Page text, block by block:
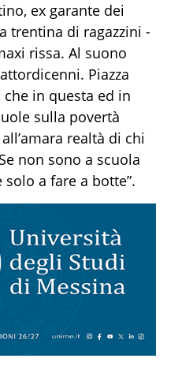
ex garante dei
trentina di ragazzini -
rissa. Al suono
Piazza
in questa ed in
sulla povertà
realtà di chi
non sono a scuola
a fare a botte”.